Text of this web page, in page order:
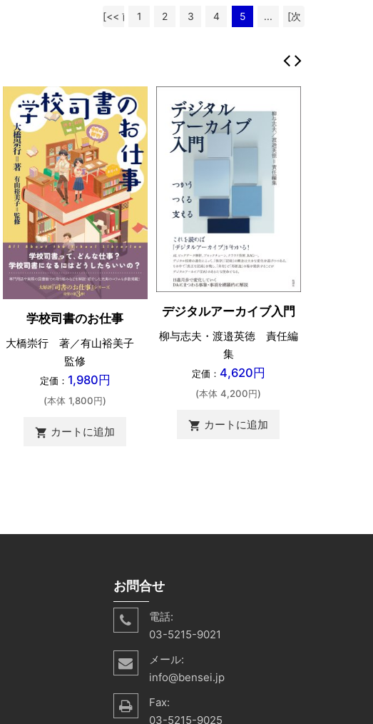
[<< 前
1 2 3 4 5 ...
[次
学校司書のお仕事
大橋崇行 著／有山裕美子
監修
定価： 1,980円
(本体 1,800円)
shopping_cart カートに追加
デジタルアーカイブ入門
柳与志夫・渡邉英徳 責任編
集
定価： 4,620円
(本体 4,200円)
shopping_cart カートに追加
お問合せ
電話:
03-5215-9021
メール:
info@bensei.jp
Fax:
03-5215-9025